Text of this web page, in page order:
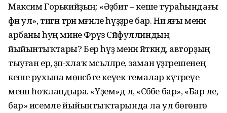
Максим Горькийҙың: «Әҙәбиәт – кеше тураһындағы
фән ул», тигән тәрән мәғәнәле һүҙҙәре бар. Ни яғы менән
арбаны һуң мине Фәрүәз Сәйфуллиндың
йыйынтыҡтары? Бер һүҙ менән әйткәндә, авторҙың
тыуған ер, әҙәп-әхлаҡ мәсьәләләре, заман үҙгәрешенең
кеше рухына мөнәсәбәте кеүек темалар күтәреүе
менән һоҡландыра. «Үҙем»дә лә, «Сәбәбе бар», «Бар әле,
бар» исемле йыйынтыҡтарында ла ул бөгөнгө